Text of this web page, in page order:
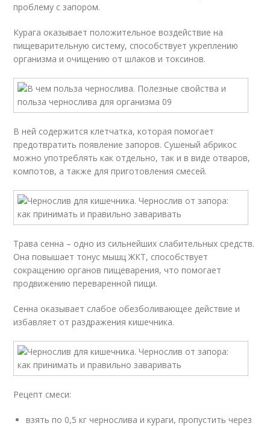
проблему с запором.
Курага оказывает положительное воздействие на
пищеварительную систему, способствует укреплению
организма и очищению от шлаков и токсинов.
В ней содержится клетчатка, которая помогает
предотвратить появление запоров. Сушеный абрикос
можно употреблять как отдельно, так и в виде отваров,
компотов, а также для приготовления смесей.
Трава сенна – одно из сильнейших слабительных средств.
Она повышает тонус мышц ЖКТ, способствует
сокращению органов пищеварения, что помогает
продвижению переваренной пищи.
Сенна оказывает слабое обезболивающее действие и
избавляет от раздражения кишечника.
Рецепт смеси:
взять по 0,5 кг чернослива и кураги, пропустить через